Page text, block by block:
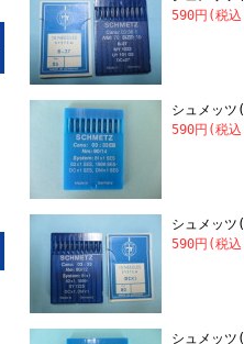
590円(税
シュメッ
590円(税
シュメッ
590円(税
シュメッ